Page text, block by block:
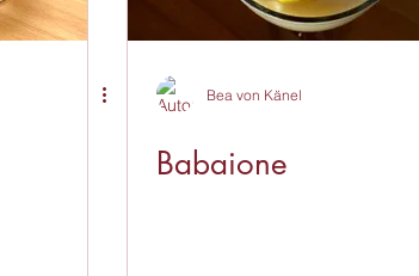
Bea von Känel
Babaione